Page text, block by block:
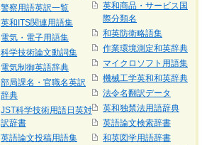
警察用語英訳一覧
英和ITS関連用語集
電気・電子用語集
科学技術論文動詞集
電気制御英語辞典
部局課名・官職名英訳
辞典
JST科学技術用語日英対
訳辞書
英語論文投稿用語集
英和商品・サービス国
際分類名
和英防衛略語集
作業環境測定和英辞典
マイクロソフト用語集
機械工学英和和英辞典
法令名翻訳データ
英和独禁法用語辞典
英語論文検索辞書
和英図学用語辞書